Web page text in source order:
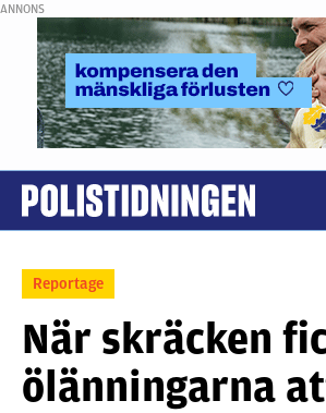
ANNONS
Reportage
När skräcken
ölänningarna